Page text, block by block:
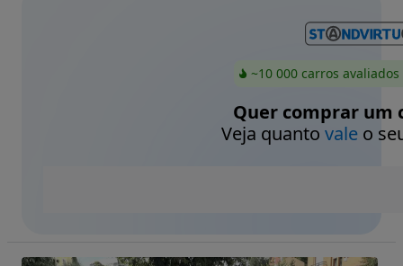
~10 000 carros
Quer comprar um
Veja quanto valeo